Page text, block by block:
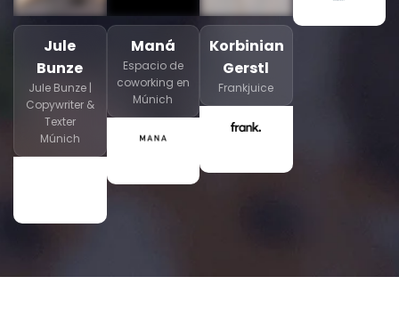
Jule
Bunze
Jule Bunze |
Copywriter &
Texter
Múnich
Maná
Espacio de
coworking en
Múnich
Korbinian
Gerstl
Frankjuice